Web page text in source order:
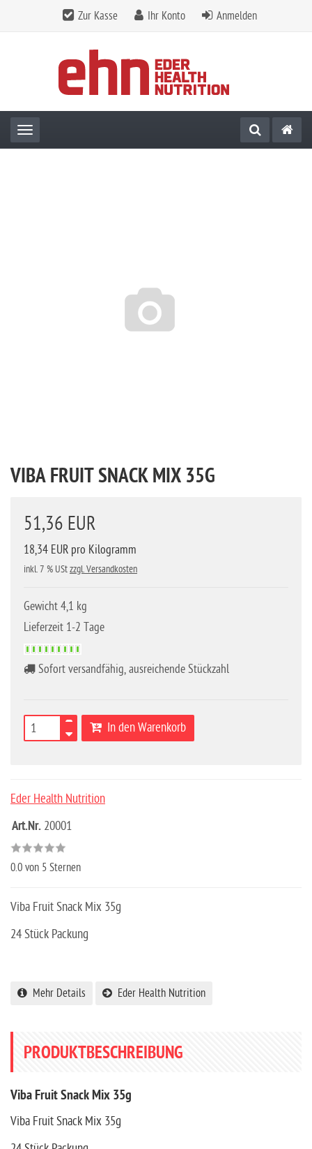
Zur Kasse Ihr Konto Anmelden
Toggle navigation
VIBA FRUIT SNACK MIX 35G
51,36 EUR
18,34 EUR pro Kilogramm
inkl. 7 % UStzzgl. Versandkosten
Gewicht 4,1 kg
Lieferzeit 1-2 Tage
Sofort versandfähig, ausreichende Stückzahl
In den Warenkorb
Eder Health Nutrition
Art.Nr. 20001
0.0 von 5 Sternen
Viba Fruit Snack Mix 35g
24 Stück Packung
Mehr Details Eder Health Nutrition
PRODUKTBESCHREIBUNG
Viba Fruit Snack Mix 35g
Viba Fruit Snack Mix 35g